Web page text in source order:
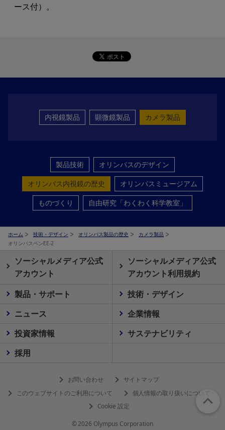
ース付）。
内視鏡製品 顕微鏡製品 カメラ製品
製品技術
オリンパスのデザイン
オリンパス内視鏡の歴史
オリンパスミュージアム
ものづくり
自由研究「わくわく科学教室」
ホーム 技術・デザイン オリンパス製品の歴史
カメラ製品
オリンパスペンEE-2
ソーシャルメディア公式
アカウント
ソーシャルメディア公式
アカウント利用規約
製品・サポート
技術・デザイン
ニュース
企業情報
投資家情報
サステナビリティ
採用
お問い合わせ
サイトマップ
このウェブサイトのご利用について
個人情報の取り扱いについて
Cookie 設定
© 2026 Olympus Corporation